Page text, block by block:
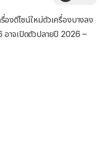
งดีไซน์ใหม่ตัวเครื่องบางลง
าจเปิดตัวปลายปี 2026 –